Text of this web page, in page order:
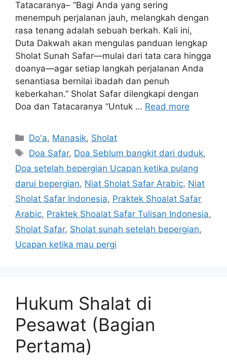
Tatacaranya– “Bagi Anda yang sering
menempuh perjalanan jauh, melangkah dengan
rasa tenang adalah sebuah berkah. Kali ini,
Duta Dakwah akan mengulas panduan lengkap
Sholat Sunah Safar—mulai dari tata cara hingga
doanya—agar setiap langkah perjalanan Anda
senantiasa bernilai ibadah dan penuh
keberkahan.” Sholat Safar dilengkapi dengan
Doa dan Tatacaranya “Untuk … Read more
Categories
Do'a, Manasik, Sholat
Tags
Doa Safar, Doa Seblum bangkit dari duduk,
Doa setelah bepergian Ucapan ketika pulang
darui bepergian, Niat Sholat Safar Arabic, Niat
Sholat Safar Indonesia, Praktek Shoalat Safar
Arabic, Praktek Shoalat Safar Tulisan Indonesia,
Sholat Safar, Sholat sunah setelah bepergian,
Ucapan ketika mau pergi
Hukum Shalat di
Pesawat (Bagian
Pertama)